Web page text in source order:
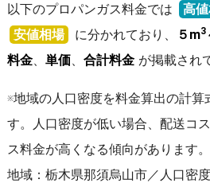
以下のプロパンガス料金では 高
安値相場
に分かれており、 ５m3
料金、 単価、 合計料金が掲載され
※地域の人口密度を料金算出の計算
す。人口密度が低い場合、配送コ
ス料金が高くなる傾向があります。
地域：栃木県那須烏山市／人口密